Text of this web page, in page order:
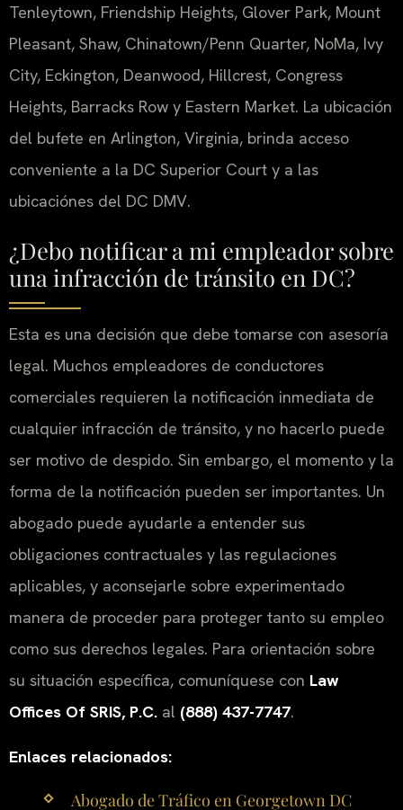
Tenleytown, Friendship Heights, Glover Park, Mount
Pleasant, Shaw, Chinatown/Penn Quarter, NoMa, Ivy
City, Eckington, Deanwood, Hillcrest, Congress
Heights, Barracks Row y Eastern Market. La ubicación
del bufete en Arlington, Virginia, brinda acceso
conveniente a la DC Superior Court y a las
ubicaciónes del DC DMV.
¿Debo notificar a mi empleador sobre
una infracción de tránsito en DC?
Esta es una decisión que debe tomarse con asesoría
legal. Muchos empleadores de conductores
comerciales requieren la notificación inmediata de
cualquier infracción de tránsito, y no hacerlo puede
ser motivo de despido. Sin embargo, el momento y la
forma de la notificación pueden ser importantes. Un
abogado puede ayudarle a entender sus
obligaciones contractuales y las regulaciones
aplicables, y aconsejarle sobre experimentado
manera de proceder para proteger tanto su empleo
como sus derechos legales. Para orientación sobre
su situación específica, comuníquese con Law
Offices Of SRIS, P.C. al (888) 437-7747.
Enlaces relacionados:
Abogado de Tráfico en Georgetown DC